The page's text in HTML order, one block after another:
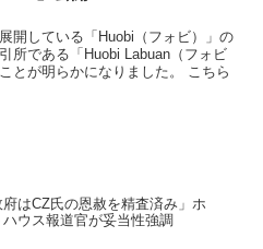
開している「Huobi（フォビ）」の
所である「Huobi Labuan（フォビ
とが明らかになりました。 こちら
府はCZ氏の恩赦を精査済み」ホ
ハウス報道官が妥当性強調